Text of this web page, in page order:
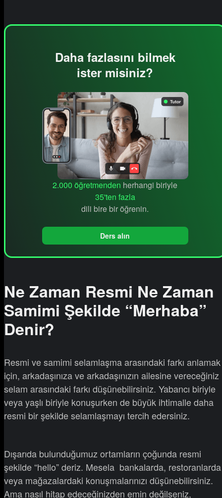
Daha fazlasını bilmek
ister misiniz?
2.000 öğretmenden herhangi biriyle
35'ten fazla
dili bire bir öğrenin.
Ders alın
Ne Zaman Resmi Ne Zaman
Samimi Şekilde “Merhaba”
Denir?
Resmi ve samimi selamlaşma arasındaki farkı anlamak
için, arkadaşınıza ve arkadaşınızın ailesine vereceğiniz
selam arasındaki farkı düşünebilirsiniz. Yabancı biriyle
veya yaşlı biriyle konuşurken de büyük ihtimalle daha
resmi bir şekilde selamlaşmayı tercih edersiniz.
Dışarıda bulunduğumuz ortamların çoğunda resmi
şekilde “hello” deriz. Mesela bankalarda, restoranlarda
veya mağazalardaki konuşmalarınızı düşünebilirsiniz.
Ama nasıl hitap edeceğinizden emin değilseniz,